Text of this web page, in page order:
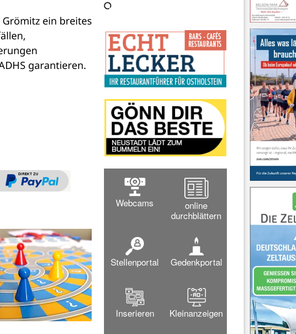
ein breites
garantieren.
Webcams
online
durchblättern
Stellenportal Gedenkportal
Inserieren Kleinanzeigen